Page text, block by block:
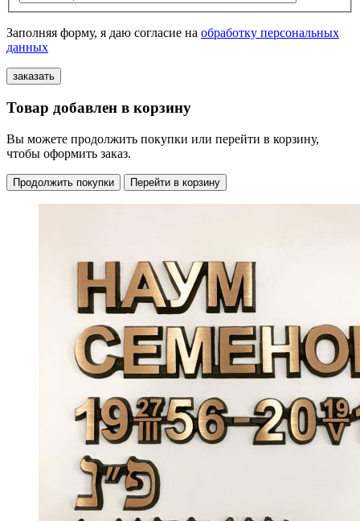
Заполняя форму, я даю согласие на обработку персональных
данных
Товар добавлен в корзину
Вы можете продолжить покупки или перейти в корзину,
чтобы оформить заказ.
Продолжить покупки Перейти в корзину